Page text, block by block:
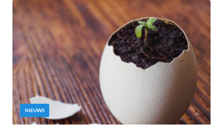
NIEUWS